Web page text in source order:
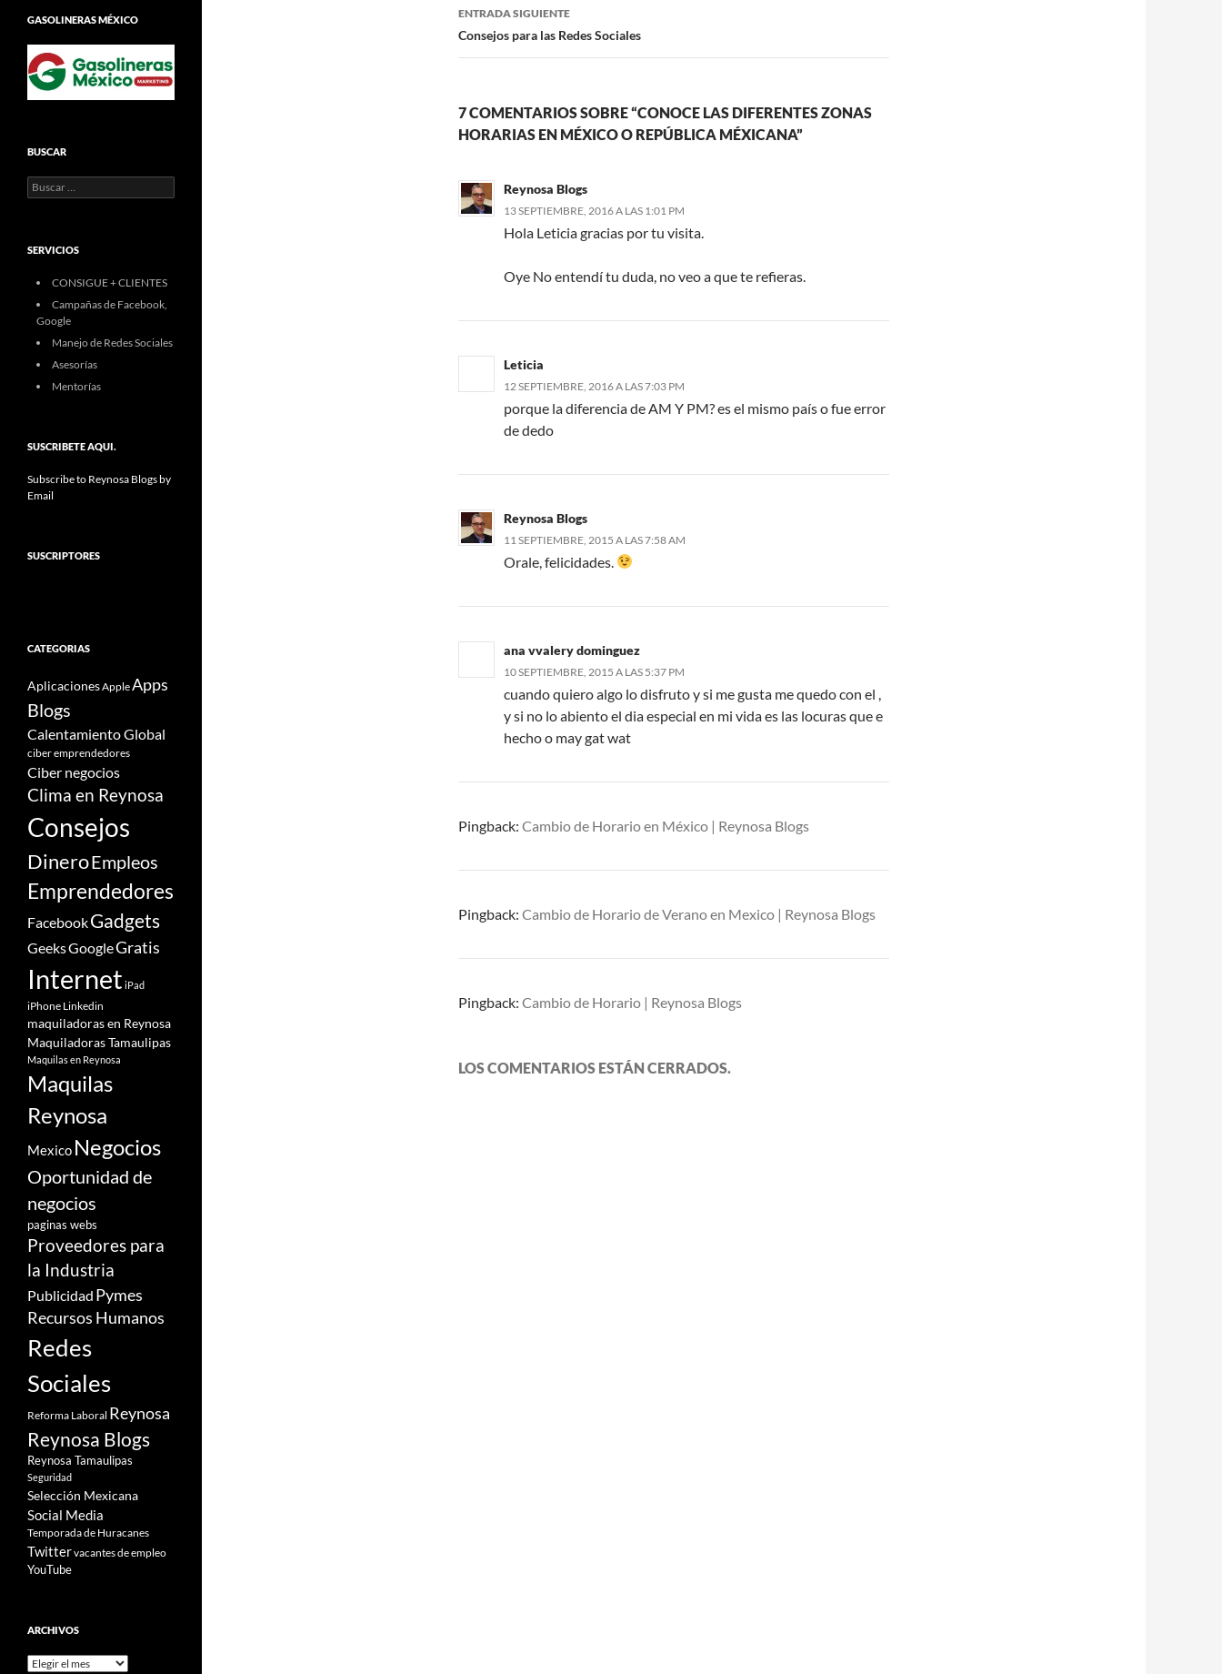
ENTRADA SIGUIENTE
Consejos para las Redes Sociales
7 COMENTARIOS SOBRE “CONOCE LAS DIFERENTES ZONAS
HORARIAS EN MÉXICO O REPÚBLICA MÉXICANA”
Reynosa Blogs
13 SEPTIEMBRE, 2016 A LAS 1:01 PM
Hola Leticia gracias por tu visita.
Oye No entendí tu duda, no veo a que te refieras.
Leticia
12 SEPTIEMBRE, 2016 A LAS 7:03 PM
porque la diferencia de AM Y PM? es el mismo país o fue error
de dedo
Reynosa Blogs
11 SEPTIEMBRE, 2015 A LAS 7:58 AM
Orale, felicidades.
ana vvalery dominguez
10 SEPTIEMBRE, 2015 A LAS 5:37 PM
cuando quiero algo lo disfruto y si me gusta me quedo con el ,
y si no lo abiento el dia especial en mi vida es las locuras que e
hecho o may gat wat
Pingback: Cambio de Horario en México | Reynosa Blogs
Pingback: Cambio de Horario de Verano en Mexico | Reynosa Blogs
Pingback: Cambio de Horario | Reynosa Blogs
LOS COMENTARIOS ESTÁN CERRADOS.
GASOLINERAS MÉXICO
BUSCAR
Buscar:
SERVICIOS
CONSIGUE + CLIENTES
Campañas de Facebook,
Google
Manejo de Redes Sociales
Asesorías
Mentorías
SUSCRIBETE AQUI.
Subscribe to Reynosa Blogs by
Email
SUSCRIPTORES
CATEGORIAS
Aplicaciones AppleApps
Blogs
Calentamiento Global
ciber emprendedores
Ciber negocios
Clima en Reynosa
Consejos
DineroEmpleos
Emprendedores
FacebookGadgets
GeeksGoogleGratis
Internet iPad
iPhone Linkedin
maquiladoras en Reynosa
Maquiladoras Tamaulipas
Maquilas en Reynosa
Maquilas
Reynosa
Mexico Negocios
Oportunidad de
negocios
paginas webs
Proveedores para
la Industria
Publicidad Pymes
Recursos Humanos
Redes
Sociales
Reforma Laboral Reynosa
Reynosa Blogs
Reynosa Tamaulipas
Seguridad
Selección Mexicana
Social Media
Temporada de Huracanes
Twittervacantes de empleo
YouTube
ARCHIVOS
Archivos